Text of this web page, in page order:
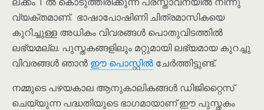
വ്യക്തമാണ്. ഭാഷാപോഷിണി ചിത്രമാസികയെ
കുറിച്ചുള്ള അധികം വിവരങ്ങൾ പൊതുവിടത്തിൽ
ലഭ്യമല്ല. പുസ്തകങ്ങളിലും മറ്റുമായി ലഭ്യമായ കുറച്ചു
വിവരങ്ങൾ ഞാൻ ഈ പൊസ്റ്റിൽ ചേർത്തിട്ടുണ്ട്.
നമ്മുടെ പഴയകാല ആനുകാലികങ്ങൾ ഡിജിറ്റൈസ്
ചെയ്യുന്ന പദ്ധതിയുടെ ഭാഗമായാണ് ഈ പുസ്തകം